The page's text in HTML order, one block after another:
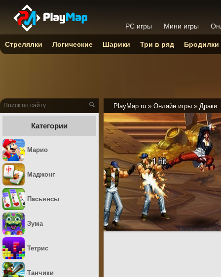
PlayMap.ru » Онлайн игры » Драки
Категории
Марио
Маджонг
Пасьянсы
Зума
Тетрис
Танчики
PC игры Мини игры
Стрелялки Логические Шарики Три в ряд Бродилки